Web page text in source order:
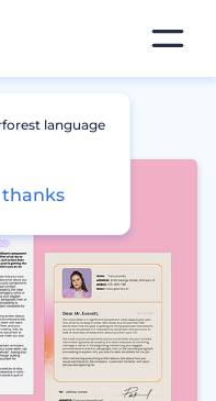
language
thanks